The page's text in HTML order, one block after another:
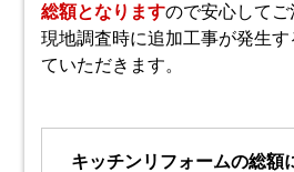
総額となりますので安心してご
現地調査時に追加工事が発生
ていただきます。
キッチンリフォームの総額